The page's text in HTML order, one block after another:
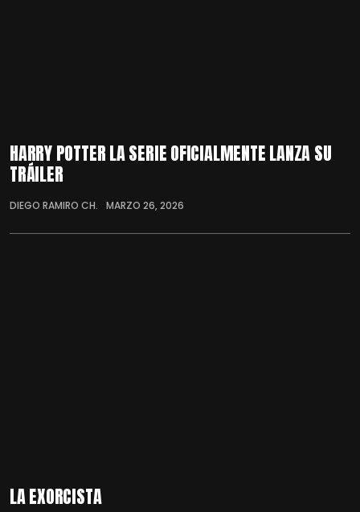
HARRY POTTER LA SERIE OFICIALMENTE LANZA SU
TRÁILER
DIEGO RAMIRO CH. MARZO 26, 2026
LA EXORCISTA